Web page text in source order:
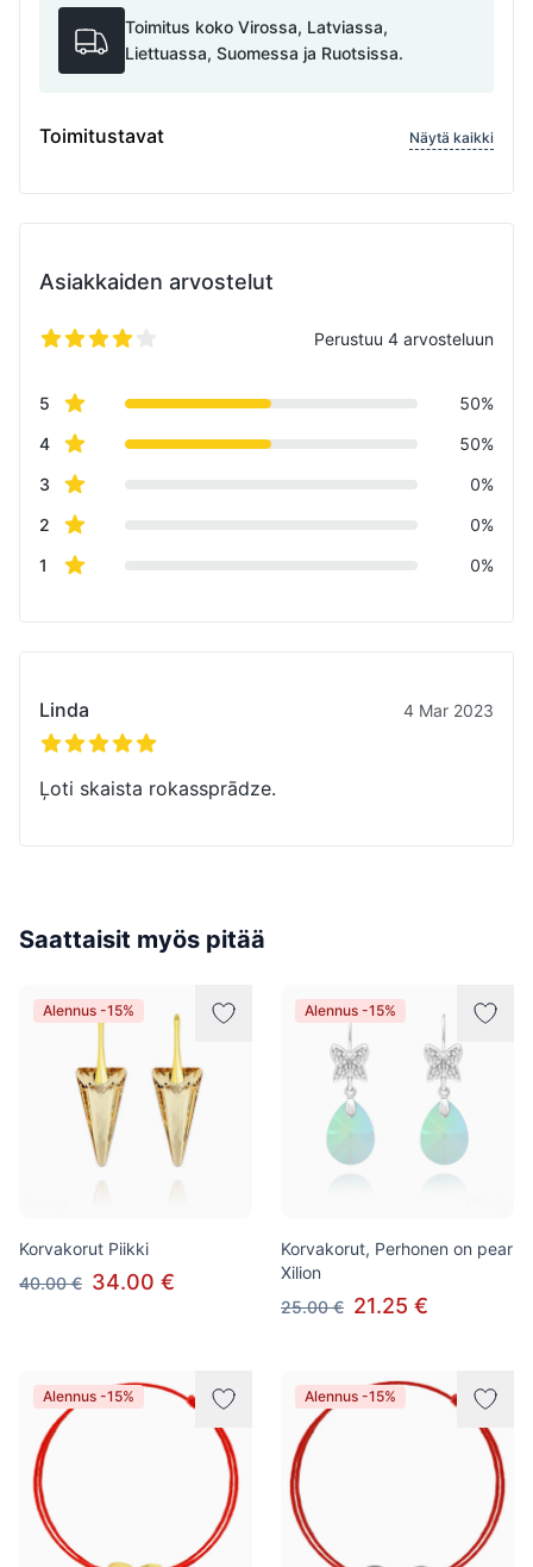
Toimitus koko Virossa, Latviassa,
Liettuassa, Suomessa ja Ruotsissa.
Toimitustavat Näytä kaikki
Asiakkaiden arvostelut
Perustuu 4 arvosteluun
Review data
5 star reviews
50%
4star reviews
50%
3 star reviews
0%
2 star reviews
0%
1 star reviews 0%
Viimeaikaiset arvostelut
Linda 4 Mar 2023
Ļoti skaista rokassprādze.
Saattaisit myös pitää
Alennus -15%
Korvakorut Piikki
40.00 € 34.00 €
Alennus -15%
Korvakorut, Perhonen on pear
Xilion
25.00 € 21.25 €
Alennus -15% Alennus -15%